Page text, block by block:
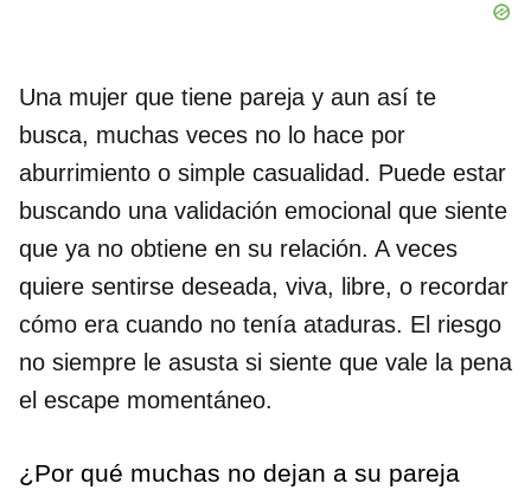
Una mujer que tiene pareja y aun así te
busca, muchas veces no lo hace por
aburrimiento o simple casualidad. Puede estar
buscando una validación emocional que siente
que ya no obtiene en su relación. A veces
quiere sentirse deseada, viva, libre, o recordar
cómo era cuando no tenía ataduras. El riesgo
no siempre le asusta si siente que vale la pena
el escape momentáneo.
¿Por qué muchas no dejan a su pareja